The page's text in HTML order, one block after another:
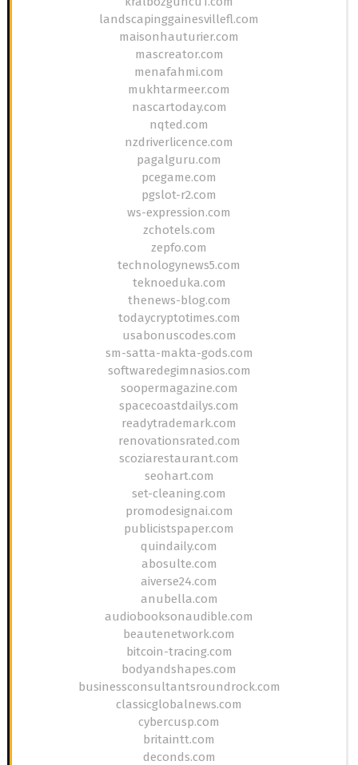
landscapinggainesvillefl.com
maisonhauturier.com
mascreator.com
menafahmi.com
mukhtarmeer.com
nascartoday.com
nqted.com
nzdriverlicence.com
pagalguru.com
pcegame.com
pgslot-r2.com
ws-expression.com
zchotels.com
zepfo.com
technologynews5.com
teknoeduka.com
thenews-blog.com
todaycryptotimes.com
usabonuscodes.com
sm-satta-makta-gods.com
softwaredegimnasios.com
soopermagazine.com
spacecoastdailys.com
readytrademark.com
renovationsrated.com
scoziarestaurant.com
seohart.com
set-cleaning.com
promodesignai.com
publicistspaper.com
quindaily.com
abosulte.com
aiverse24.com
anubella.com
audiobooksonaudible.com
beautenetwork.com
bitcoin-tracing.com
bodyandshapes.com
businessconsultantsroundrock.com
classicglobalnews.com
cybercusp.com
britaintt.com
deconds.com